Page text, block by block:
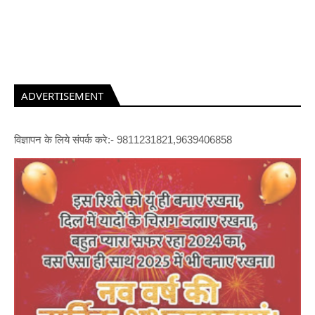
ADVERTISEMENT
विज्ञापन के लिये संपर्क करे:- 9811231821,9639406858